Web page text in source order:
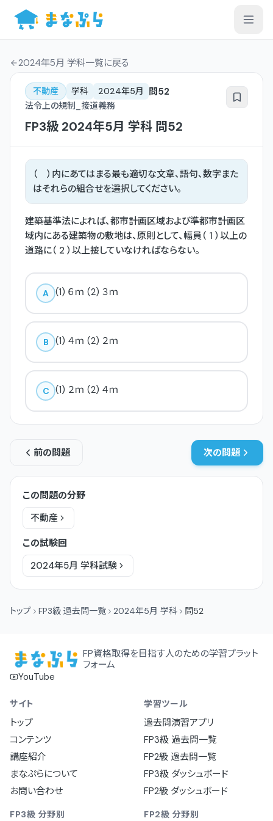
2024年5月 学科一覧に戻る
不動産 学科 2024年5月 問52
法令上の規制_接道義務
FP3級 2024年5月 学科 問52
（ ）内にあてはまる最も適切な文章、語句、数字また
はそれらの組合せを選択してください。
建築基準法によれば、都市計画区域および準都市計画区
域内にある建築物の敷地は、原則として、幅員（ 1 ）以上の
道路に（ 2 ）以上接していなければならない。
A (1) ６ｍ (2) ３ｍ
B (1) ４ｍ (2) ２ｍ
C (1) ２ｍ (2) ４ｍ
前の問題 次の問題
この問題の分野
不動産
この試験回
2024年5月 学科試験
トップ FP3級 過去問一覧 2024年5月 学科 問52
FP資格取得を目指す人のための学習プラット
フォーム
YouTube
サイト
トップ
コンテンツ
講座紹介
まなぷらについて
お問い合わせ
学習ツール
過去問演習アプリ
FP3級 過去問一覧
FP2級 過去問一覧
FP3級 ダッシュボード
FP2級 ダッシュボード
FP3級 分野別 FP2級 分野別